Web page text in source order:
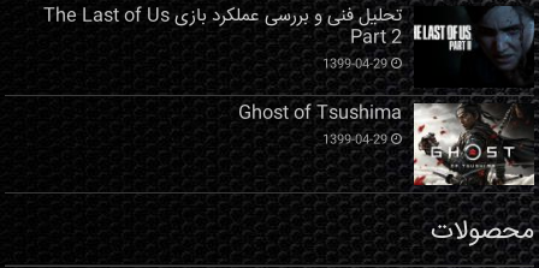
تحلیل فنی و بررسی عملکرد بازی The Last of Us
Part 2
1399-04-29
Ghost of Tsushima
1399-04-29
محصولات